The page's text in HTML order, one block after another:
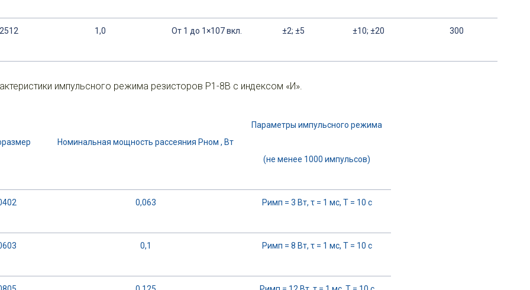
2512 1,0 От 1 до 1×107 вкл. ±2; ±5 ±10; ±20 300
импульсного режима резисторов Р1-8В с индексом «И».
Номинальная мощность рассеяния Pном , Вт
Параметры импульсного режима
(не менее 1000 импульсов)
0,063 Pимп = 3 Вт, τ = 1 мс, T = 10 с
0,1 Pимп = 8 Вт, τ = 1 мс, T = 10 с